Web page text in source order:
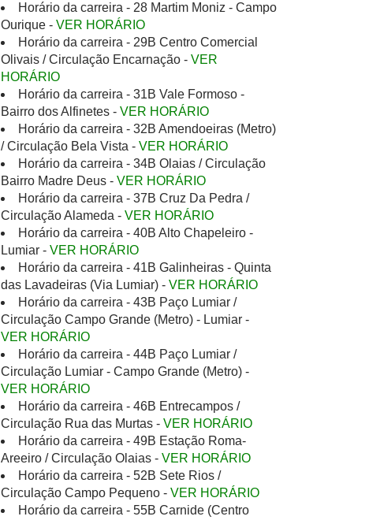
Horário da carreira - 28 Martim Moniz - Campo
Ourique - VER HORÁRIO
Horário da carreira - 29B Centro Comercial
Olivais / Circulação Encarnação - VER
HORÁRIO
Horário da carreira - 31B Vale Formoso -
Bairro dos Alfinetes - VER HORÁRIO
Horário da carreira - 32B Amendoeiras (Metro)
/ Circulação Bela Vista - VER HORÁRIO
Horário da carreira - 34B Olaias / Circulação
Bairro Madre Deus - VER HORÁRIO
Horário da carreira - 37B Cruz Da Pedra /
Circulação Alameda - VER HORÁRIO
Horário da carreira - 40B Alto Chapeleiro -
Lumiar - VER HORÁRIO
Horário da carreira - 41B Galinheiras - Quinta
das Lavadeiras (Via Lumiar) - VER HORÁRIO
Horário da carreira - 43B Paço Lumiar /
Circulação Campo Grande (Metro) - Lumiar -
VER HORÁRIO
Horário da carreira - 44B Paço Lumiar /
Circulação Lumiar - Campo Grande (Metro) -
VER HORÁRIO
Horário da carreira - 46B Entrecampos /
Circulação Rua das Murtas - VER HORÁRIO
Horário da carreira - 49B Estação Roma-
Areeiro / Circulação Olaias - VER HORÁRIO
Horário da carreira - 52B Sete Rios /
Circulação Campo Pequeno - VER HORÁRIO
Horário da carreira - 55B Carnide (Centro